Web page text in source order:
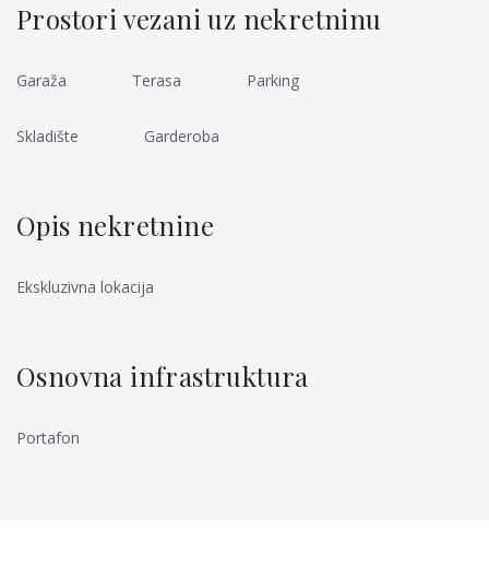
Prostori vezani uz nekretninu
Garaža Terasa Parking
Skladište Garderoba
Opis nekretnine
Ekskluzivna lokacija
Osnovna infrastruktura
Portafon